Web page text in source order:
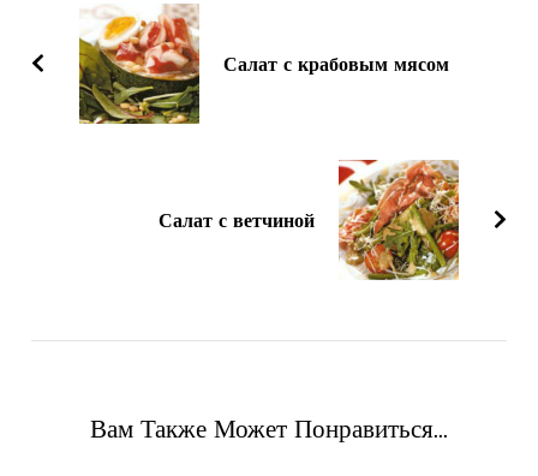
записям
Салат с крабовым мясом
Салат с ветчиной
Вам Также Может Понравиться...